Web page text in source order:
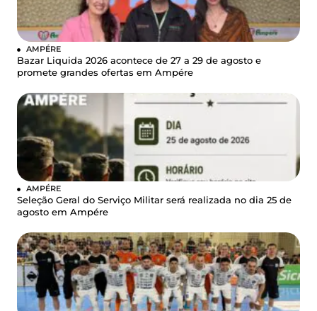
AMPÉRE
Bazar Liquida 2026 acontece de 27 a 29 de agosto e
promete grandes ofertas em Ampére
AMPÉRE
Seleção Geral do Serviço Militar será realizada no dia 25 de
agosto em Ampére